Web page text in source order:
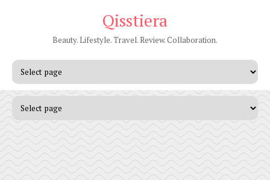
Qisstiera
Beauty. Lifestyle. Travel. Review. Collaboration.